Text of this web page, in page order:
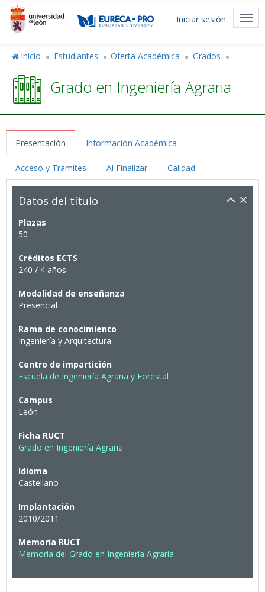
Pasar
contenido
Menú
cuenta
usuario
Iniciar sesión
Inicio Estudiantes Oferta Académica Grados
Grado en Ingeniería Agraria
Presentación Información Académica
Acceso y Trámites Al Finalizar Calidad
Datos del título
Plazas
50
Créditos ECTS
240 / 4 años
Modalidad de enseñanza
Presencial
Rama de conocimiento
Ingeniería y Arquitectura
Centro de impartición
Escuela de Ingeniería Agraria y Forestal
Campus
León
Ficha RUCT
Grado en Ingeniería Agraria
Idioma
Castellano
Implantación
2010/2011
Memoria RUCT
Memoria del Grado en Ingeniería Agraria